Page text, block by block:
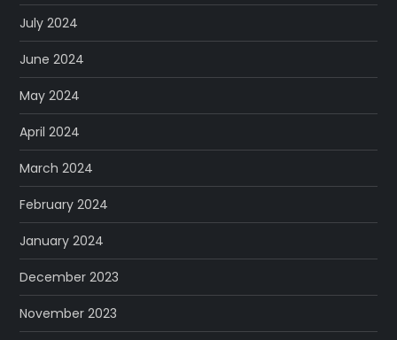
July 2024
June 2024
May 2024
April 2024
March 2024
February 2024
January 2024
December 2023
November 2023